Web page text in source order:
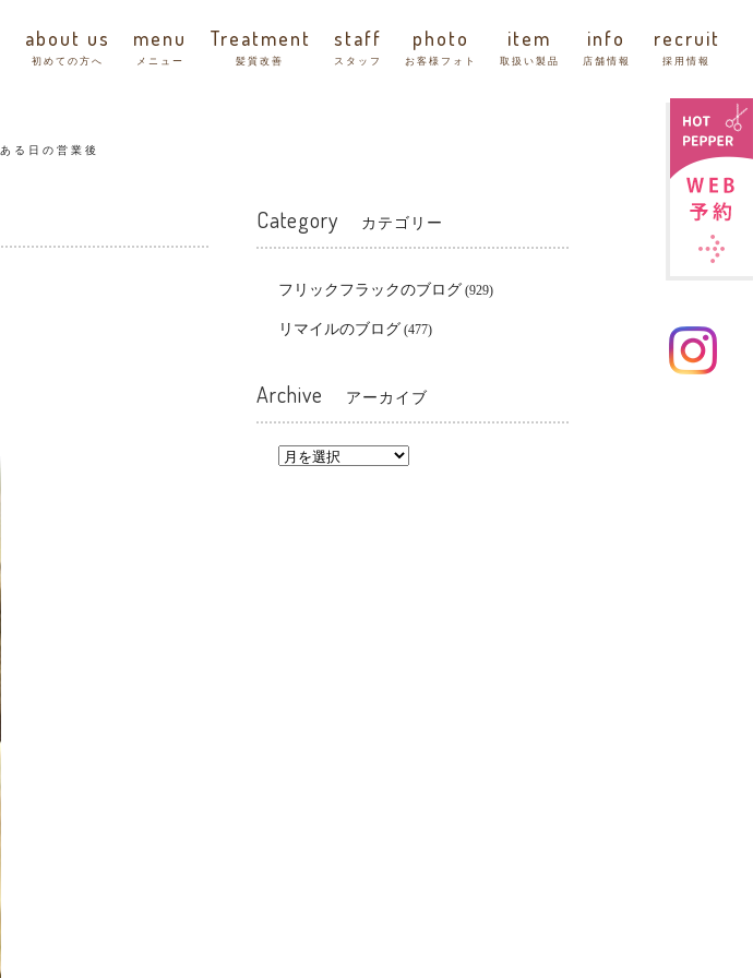
about us
初めての方へ
menu
メニュー
Treatment
髪質改善
staff
スタッフ
photo
お客様フォト
item
取扱い製品
info
店舗情報
recruit
採用情報
ある日の営業後
Category カテゴリー
フリックフラックのブログ (929)
リマイルのブログ (477)
Archive アーカイブ